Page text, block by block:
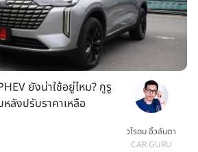
ยังน่าใช้อยู่ไหม? กูรู
หลังปรับราคาเหลือ
วโรดม อิ้วลันตา
CAR GURU